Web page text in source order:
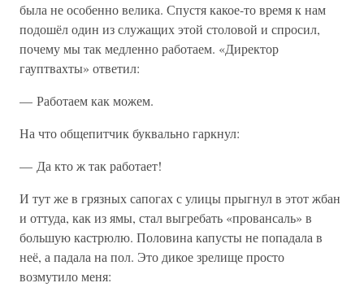
была не особенно велика. Спустя какое-то время к нам
подошёл один из служащих этой столовой и спросил,
почему мы так медленно работаем. «Директор
гауптвахты» ответил:
— Работаем как можем.
На что общепитчик буквально гаркнул:
— Да кто ж так работает!
И тут же в грязных сапогах с улицы прыгнул в этот жбан
и оттуда, как из ямы, стал выгребать «провансаль» в
большую кастрюлю. Половина капусты не попадала в
неё, а падала на пол. Это дикое зрелище просто
возмутило меня: